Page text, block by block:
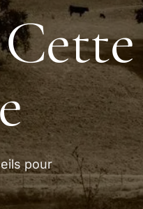
pour